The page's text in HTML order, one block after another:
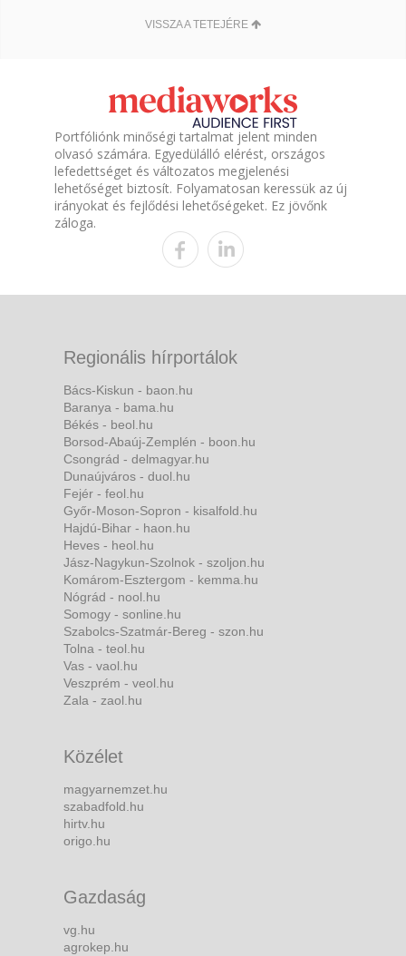
VISSZA A TETEJÉRE
Portfóliónk minőségi tartalmat jelent minden
olvasó számára. Egyedülálló elérést, országos
lefedettséget és változatos megjelenési
lehetőséget biztosít. Folyamatosan keressük az új
irányokat és fejlődési lehetőségeket. Ez jövőnk
záloga.
Regionális hírportálok
Bács-Kiskun - baon.hu
Baranya - bama.hu
Békés - beol.hu
Borsod-Abaúj-Zemplén - boon.hu
Csongrád - delmagyar.hu
Dunaújváros - duol.hu
Fejér - feol.hu
Győr-Moson-Sopron - kisalfold.hu
Hajdú-Bihar - haon.hu
Heves - heol.hu
Jász-Nagykun-Szolnok - szoljon.hu
Komárom-Esztergom - kemma.hu
Nógrád - nool.hu
Somogy - sonline.hu
Szabolcs-Szatmár-Bereg - szon.hu
Tolna - teol.hu
Vas - vaol.hu
Veszprém - veol.hu
Zala - zaol.hu
Közélet
magyarnemzet.hu
szabadfold.hu
hirtv.hu
origo.hu
Gazdaság
vg.hu
agrokep.hu